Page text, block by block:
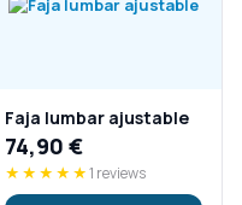
Faja lumbar ajustable
74,90 €
★★★★★1 reviews